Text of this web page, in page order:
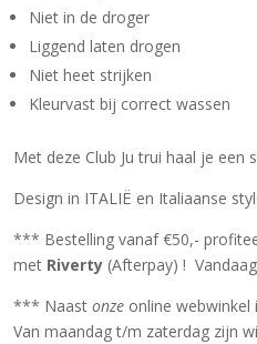
Niet in de droger
Liggend laten drogen
Niet heet strijken
Kleurvast bij correct wassen
Met deze Club Ju trui haal je
Design in ITALIË en Italiaanse
*** Bestelling vanaf €50,-
met Riverty (Afterpay) !
*** Naastonze online
Van maandag t/m zaterdag zijn